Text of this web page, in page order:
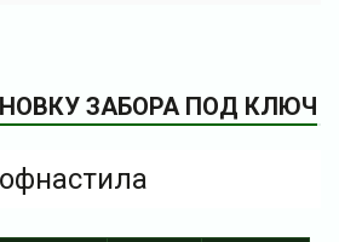
ЗАБОРА ПОД КЛЮЧ